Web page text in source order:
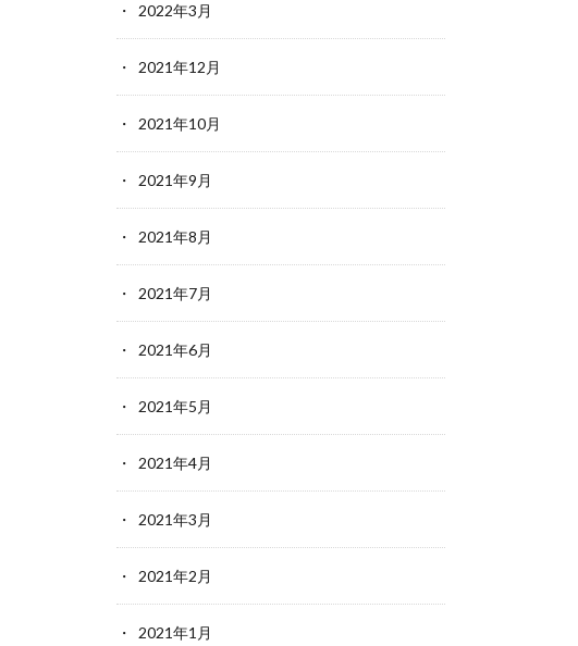
2022年3月
2021年12月
2021年10月
2021年9月
2021年8月
2021年7月
2021年6月
2021年5月
2021年4月
2021年3月
2021年2月
2021年1月